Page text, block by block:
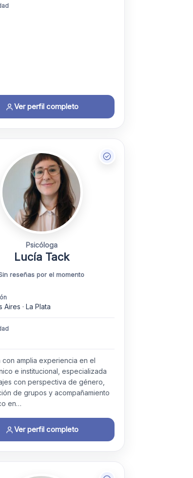
Ver perfil completo
Psicóloga
Lucía Tack
reseñas por el momento
Aires · La Plata
con amplia experiencia en el
e institucional, especializada
con perspectiva de género,
de grupos y acompañamiento
en…
Ver perfil completo